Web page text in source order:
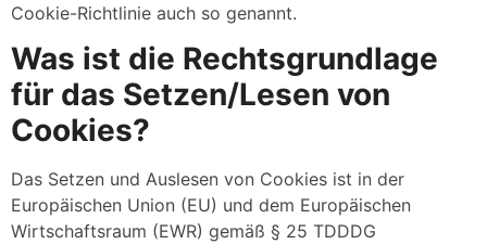
Cookie-Richtlinie auch so genannt.
Was ist die Rechtsgrundlage
für das Setzen/Lesen von
Cookies?
Das Setzen und Auslesen von Cookies ist in der
Europäischen Union (EU) und dem Europäischen
Wirtschaftsraum (EWR) gemäß § 25 TDDDG